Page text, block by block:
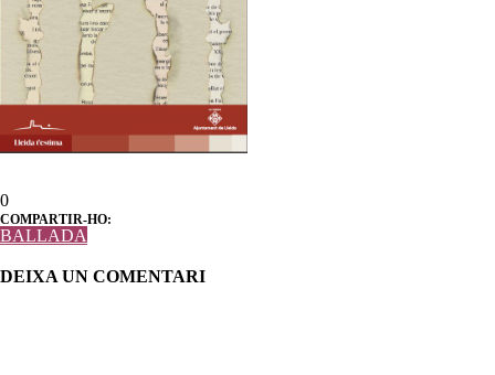
0
COMPARTIR-HO:
BALLADA
DEIXA UN COMENTARI